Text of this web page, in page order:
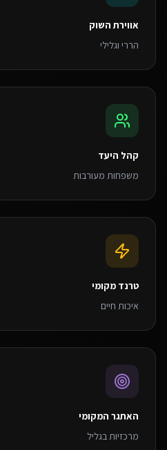
אווירת השוק
הררי וגלילי
קהל היעד
משפחות מעורבות
טרנד מקומי
איכות חיים
האתגר המקומי
מרכזיות בגליל